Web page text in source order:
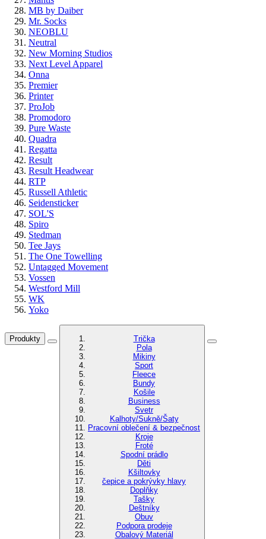
MB by Daiber
Mr. Socks
NEOBLU
Neutral
New Morning Studios
Next Level Apparel
Onna
Premier
Printer
ProJob
Promodoro
Pure Waste
Quadra
Regatta
Result
Result Headwear
RTP
Russell Athletic
Seidensticker
SOL'S
Spiro
Stedman
Tee Jays
The One Towelling
Untagged Movement
Vossen
Westford Mill
WK
Yoko
Produkty
Trička
Pola
Mikiny
Sport
Fleece
Bundy
Košile
Business
Svetr
Kalhoty/Sukně/Šaty
Pracovní oblečení & bezpečnost
Kroje
Froté
Spodní prádlo
Děti
Kšiltovky
čepice a pokrývky hlavy
Doplňky
Tašky
Deštníky
Obuv
Podpora prodeje
Obalový Materiál